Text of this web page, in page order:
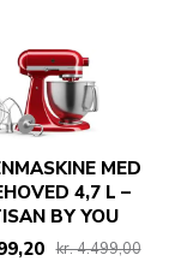
MED
4,7 L –
BY YOU
kr. 4.499,00